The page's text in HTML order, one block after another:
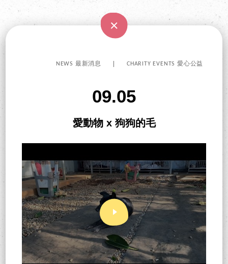
NEWS 最新消息 CHARITY EVENTS 愛心公益
09.05
愛動物 x 狗狗的毛